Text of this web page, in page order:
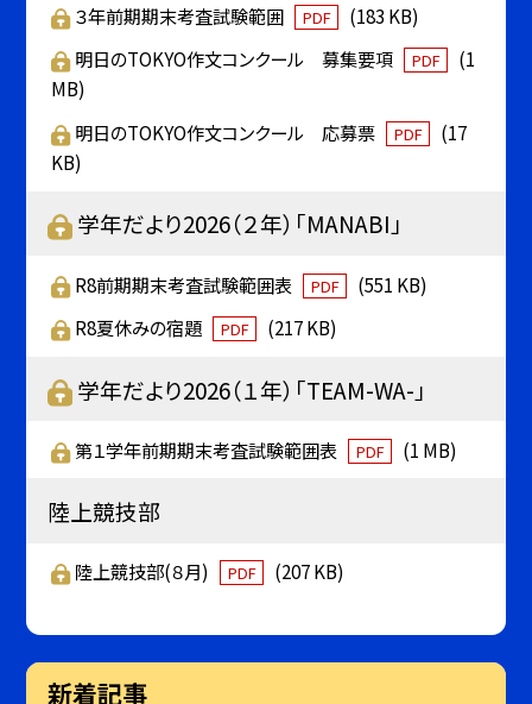
３年前期期末考査試験範囲 PDF
(183 KB)
明日のTOKYO作文コンクール 募集要項
PDF
(1
MB)
明日のTOKYO作文コンクール 応募票
PDF
(17
KB)
学年だより2026（２年）「MANABI」
R8前期期末考査試験範囲表 PDF
(551 KB)
R8夏休みの宿題
PDF (217 KB)
学年だより2026（１年）「TEAM-WA-」
第１学年前期期末考査試験範囲表 PDF (1 MB)
陸上競技部
陸上競技部(８月) PDF (207 KB)
新着記事